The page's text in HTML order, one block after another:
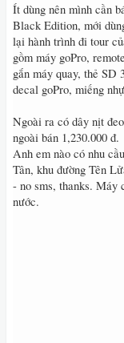
Ít dùng nên mình cần
Black Edition, mới
lại hành trình đi tour
gồm máy goPro,
gắn máy quay, thẻ SD
decal goPro, miếng
Ngoài ra có dây nịt
ngoài bán 1,230.000 đ.
Anh em nào có nhu
Tân, khu đường Tên
- no sms, thanks. Máy
nước.